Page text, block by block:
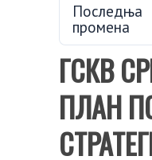
Последња
промена
ГСКВ
ПЛАН